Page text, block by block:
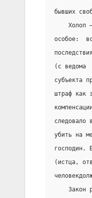
бывших
Холоп
особое:
(с ведома
субъекта
штраф как
следовало
убить на
господин.
(истца,
Закон